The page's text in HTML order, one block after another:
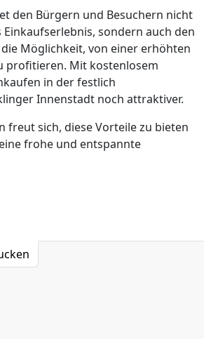
den Bürgern und Besuchern nicht
sondern auch den
Möglichkeit, von einer erhöhten
profitieren. Mit kostenlosem
in der festlich
Innenstadt noch attraktiver.
freut sich, diese Vorteile zu bieten
frohe und entspannte